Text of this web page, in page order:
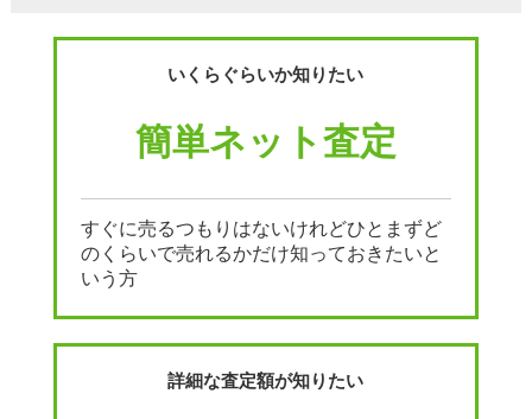
いくらぐらいか知りたい
簡単ネット査定
すぐに売るつもりはないけれどひとまずど
のくらいで売れるかだけ知っておきたいと
いう方
詳細な査定額が知りたい